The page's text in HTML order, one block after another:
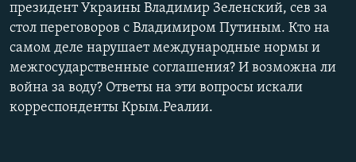
президент Украины Владимир Зеленский, сев за
стол переговоров с Владимиром Путиным. Кто на
самом деле нарушает международные нормы и
межгосударственные соглашения? И возможна ли
война за воду? Ответы на эти вопросы искали
корреспонденты Крым.Реалии.